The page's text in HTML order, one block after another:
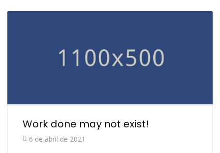
Work done may not exist!
6 de abril de 2021